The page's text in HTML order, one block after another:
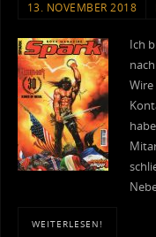
13. NOVEMBER 2018
Ich
WEITERLESEN!